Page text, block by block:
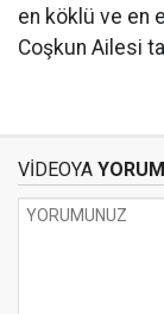
en köklü ve en
Coşkun Ailesi
VİDEOYA